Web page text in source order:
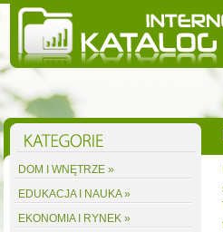
DOM I WNĘTRZE »
EDUKACJA I NAUKA »
EKONOMIA I RYNEK »